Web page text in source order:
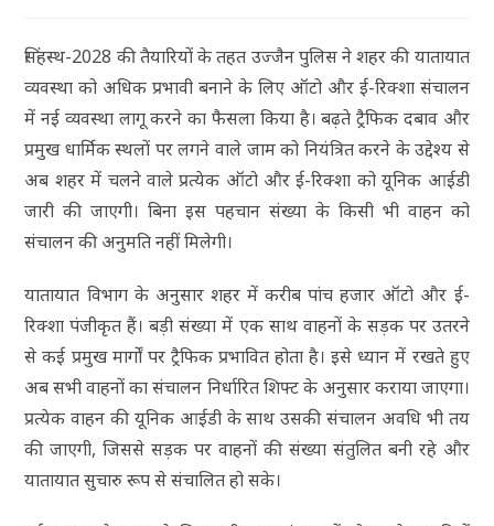
सिंहस्थ-2028 की तैयारियों के तहत उज्जैन पुलिस ने शहर की यातायात
व्यवस्था को अधिक प्रभावी बनाने के लिए ऑटो और ई-रिक्शा संचालन
में नई व्यवस्था लागू करने का फैसला किया है। बढ़ते ट्रैफिक दबाव और
प्रमुख धार्मिक स्थलों पर लगने वाले जाम को नियंत्रित करने के उद्देश्य से
अब शहर में चलने वाले प्रत्येक ऑटो और ई-रिक्शा को यूनिक आईडी
जारी की जाएगी। बिना इस पहचान संख्या के किसी भी वाहन को
संचालन की अनुमति नहीं मिलेगी।
यातायात विभाग के अनुसार शहर में करीब पांच हजार ऑटो और ई-
रिक्शा पंजीकृत हैं। बड़ी संख्या में एक साथ वाहनों के सड़क पर उतरने
से कई प्रमुख मार्गों पर ट्रैफिक प्रभावित होता है। इसे ध्यान में रखते हुए
अब सभी वाहनों का संचालन निर्धारित शिफ्ट के अनुसार कराया जाएगा।
प्रत्येक वाहन की यूनिक आईडी के साथ उसकी संचालन अवधि भी तय
की जाएगी, जिससे सड़क पर वाहनों की संख्या संतुलित बनी रहे और
यातायात सुचारु रूप से संचालित हो सके।